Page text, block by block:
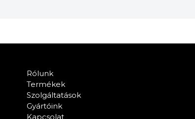
Rólunk
Termékek
Szolgáltatások
Gyártóink
Kapcsolat